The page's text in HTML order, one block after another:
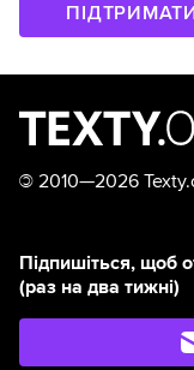
© 2010—2026
Підпишіться, щоб
(раз на два тижні)